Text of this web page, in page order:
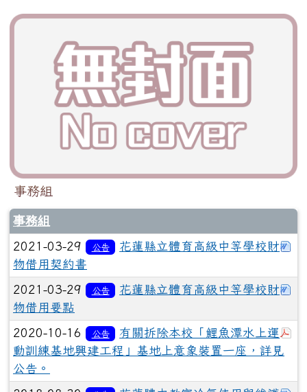
事務組
事務組
2021-03-29 公告
花蓮縣立體育高級中等學校財
物借用契約書
2021-03-29 公告
花蓮縣立體育高級中等學校財
物借用要點
2020-10-16 公告
有關拆除本校「鯉魚潭水上運
動訓練基地興建工程」基地上意象裝置一座，詳見
公告。